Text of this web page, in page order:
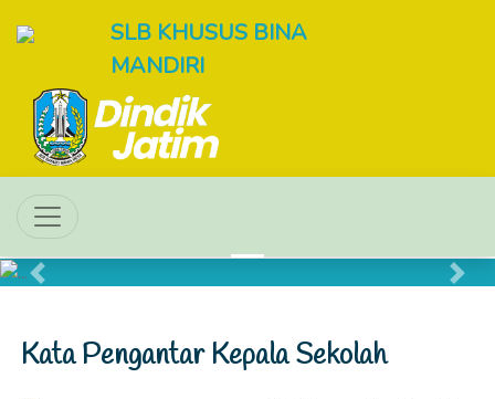
SLB KHUSUS BINA
MANDIRI
Previous Next
Kata Pengantar Kepala Sekolah